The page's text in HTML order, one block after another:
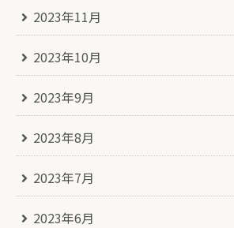
2023年11月
2023年10月
2023年9月
2023年8月
2023年7月
2023年6月